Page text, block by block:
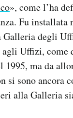
», come l’ha
Fu installata
degli
Uffizi, come
ma da
sono ancora
alla Galleria